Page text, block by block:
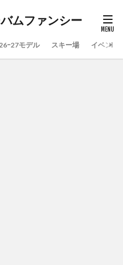
ムファンシー
ｰ27モデル スキー場 イベント